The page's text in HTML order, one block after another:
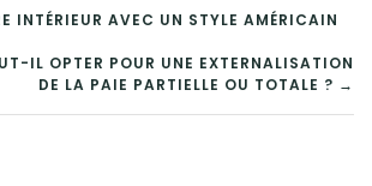
INTÉRIEUR AVEC UN STYLE AMÉRICAIN
IL OPTER POUR UNE EXTERNALISATION
DE LA PAIE PARTIELLE OU TOTALE ? →